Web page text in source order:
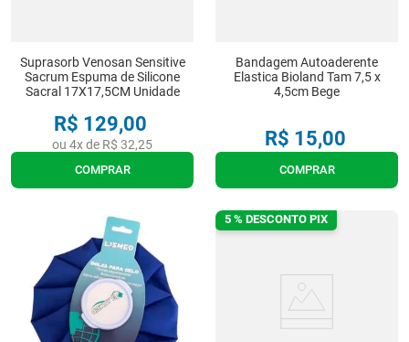
Suprasorb Venosan Sensitive
Sacrum Espuma de Silicone
Sacral 17X17,5CM Unidade
R$ 129,00
ou 4x de R$ 32,25
COMPRAR
Bandagem Autoaderente
Elastica Bioland Tam 7,5 x
4,5cm Bege
R$ 15,00
COMPRAR
5 % DESCONTO PIX